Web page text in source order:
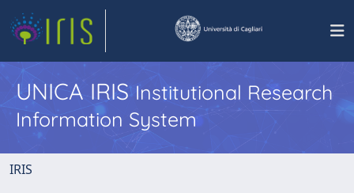
UNICA IRISInstitutional Research
Information System
IRIS